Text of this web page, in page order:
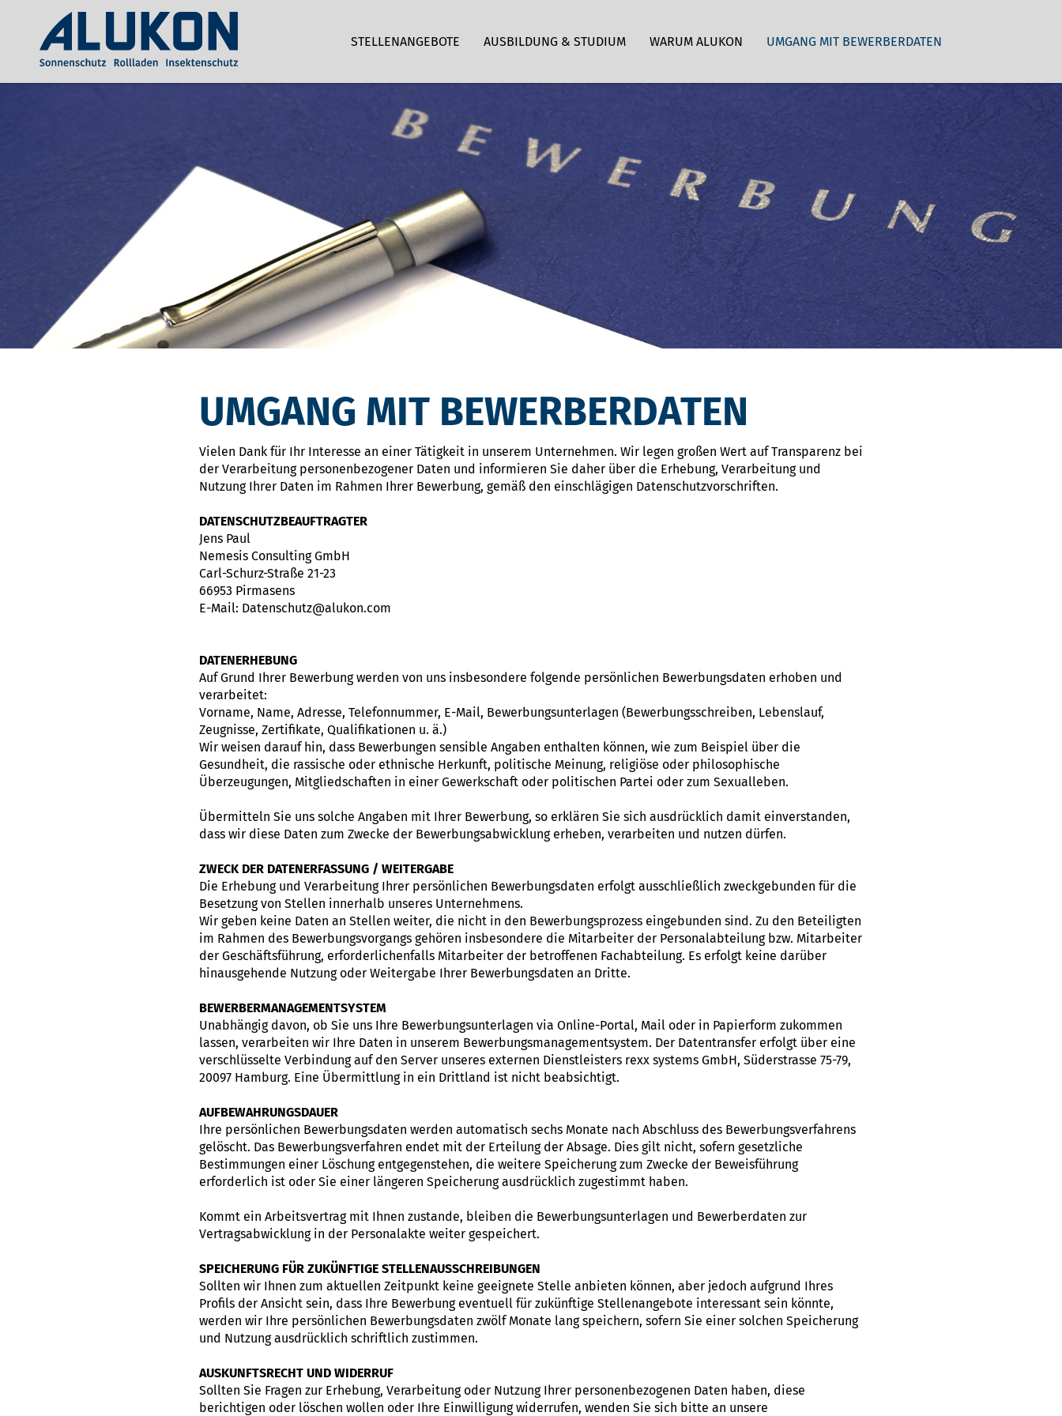
STELLENANGEBOTE AUSBILDUNG & STUDIUM WARUM ALUKON UMGANG MIT BEWERBERDATEN
UMGANG MIT BEWERBERDATEN
Vielen Dank für Ihr Interesse an einer Tätigkeit in unserem Unternehmen. Wir legen großen Wert auf Transparenz bei
der Verarbeitung personenbezogener Daten und informieren Sie daher über die Erhebung, Verarbeitung und
Nutzung Ihrer Daten im Rahmen Ihrer Bewerbung, gemäß den einschlägigen Datenschutzvorschriften.
DATENSCHUTZBEAUFTRAGTER
Jens Paul
Nemesis Consulting GmbH
Carl-Schurz-Straße 21-23
66953 Pirmasens
E-Mail: Datenschutz@alukon.com
DATENERHEBUNG
Auf Grund Ihrer Bewerbung werden von uns insbesondere folgende persönlichen Bewerbungsdaten erhoben und
verarbeitet:
Vorname, Name, Adresse, Telefonnummer, E-Mail, Bewerbungsunterlagen (Bewerbungsschreiben, Lebenslauf,
Zeugnisse, Zertifikate, Qualifikationen u. ä.)
Wir weisen darauf hin, dass Bewerbungen sensible Angaben enthalten können, wie zum Beispiel über die
Gesundheit, die rassische oder ethnische Herkunft, politische Meinung, religiöse oder philosophische
Überzeugungen, Mitgliedschaften in einer Gewerkschaft oder politischen Partei oder zum Sexualleben.
Übermitteln Sie uns solche Angaben mit Ihrer Bewerbung, so erklären Sie sich ausdrücklich damit einverstanden,
dass wir diese Daten zum Zwecke der Bewerbungsabwicklung erheben, verarbeiten und nutzen dürfen.
ZWECK DER DATENERFASSUNG / WEITERGABE
Die Erhebung und Verarbeitung Ihrer persönlichen Bewerbungsdaten erfolgt ausschließlich zweckgebunden für die
Besetzung von Stellen innerhalb unseres Unternehmens.
Wir geben keine Daten an Stellen weiter, die nicht in den Bewerbungsprozess eingebunden sind. Zu den Beteiligten
im Rahmen des Bewerbungsvorgangs gehören insbesondere die Mitarbeiter der Personalabteilung bzw. Mitarbeiter
der Geschäftsführung, erforderlichenfalls Mitarbeiter der betroffenen Fachabteilung. Es erfolgt keine darüber
hinausgehende Nutzung oder Weitergabe Ihrer Bewerbungsdaten an Dritte.
BEWERBERMANAGEMENTSYSTEM
Unabhängig davon, ob Sie uns Ihre Bewerbungsunterlagen via Online-Portal, Mail oder in Papierform zukommen
lassen, verarbeiten wir Ihre Daten in unserem Bewerbungsmanagementsystem. Der Datentransfer erfolgt über eine
verschlüsselte Verbindung auf den Server unseres externen Dienstleisters rexx systems GmbH, Süderstrasse 75-79,
20097 Hamburg. Eine Übermittlung in ein Drittland ist nicht beabsichtigt.
AUFBEWAHRUNGSDAUER
Ihre persönlichen Bewerbungsdaten werden automatisch sechs Monate nach Abschluss des Bewerbungsverfahrens
gelöscht. Das Bewerbungsverfahren endet mit der Erteilung der Absage. Dies gilt nicht, sofern gesetzliche
Bestimmungen einer Löschung entgegenstehen, die weitere Speicherung zum Zwecke der Beweisführung
erforderlich ist oder Sie einer längeren Speicherung ausdrücklich zugestimmt haben.
Kommt ein Arbeitsvertrag mit Ihnen zustande, bleiben die Bewerbungsunterlagen und Bewerberdaten zur
Vertragsabwicklung in der Personalakte weiter gespeichert.
SPEICHERUNG FÜR ZUKÜNFTIGE STELLENAUSSCHREIBUNGEN
Sollten wir Ihnen zum aktuellen Zeitpunkt keine geeignete Stelle anbieten können, aber jedoch aufgrund Ihres
Profils der Ansicht sein, dass Ihre Bewerbung eventuell für zukünftige Stellenangebote interessant sein könnte,
werden wir Ihre persönlichen Bewerbungsdaten zwölf Monate lang speichern, sofern Sie einer solchen Speicherung
und Nutzung ausdrücklich schriftlich zustimmen.
AUSKUNFTSRECHT UND WIDERRUF
Sollten Sie Fragen zur Erhebung, Verarbeitung oder Nutzung Ihrer personenbezogenen Daten haben, diese
berichtigen oder löschen wollen oder Ihre Einwilligung widerrufen, wenden Sie sich bitte an unsere